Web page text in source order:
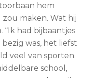
hem
maken. Wat hij
“Ik had bijbaantjes
was, het liefst
veel van sporten.
school,